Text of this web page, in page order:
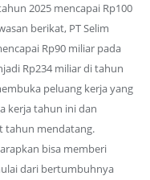
2025 mencapai Rp100
berikat, PT Selim
Rp90 miliar pada
Rp234 miliar di tahun
peluang kerja yang
kerja tahun ini dan
tahun mendatang.
bisa memberi
dari bertumbuhnya